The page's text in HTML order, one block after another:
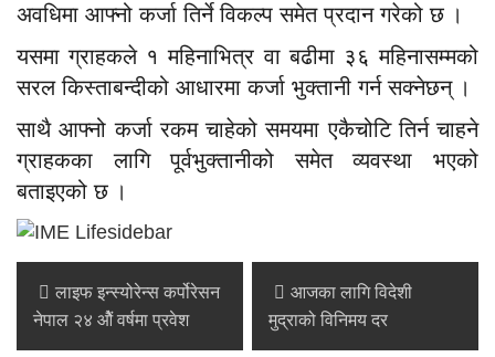
अवधिमा आफ्नो कर्जा तिर्ने विकल्प समेत प्रदान गरेको छ ।
यसमा ग्राहकले १ महिनाभित्र वा बढीमा ३६ महिनासम्मको
सरल किस्ताबन्दीको आधारमा कर्जा भुक्तानी गर्न सक्नेछन् ।
साथै आफ्नो कर्जा रकम चाहेको समयमा एकैचोटि तिर्न चाहने
ग्राहकका लागि पूर्वभुक्तानीको समेत व्यवस्था भएको
बताइएको छ ।
लाइफ इन्स्योरेन्स कर्पोरेसन
नेपाल २४ ओैं वर्षमा प्रवेश
आजका लागि विदेशी
मुद्राको विनिमय दर